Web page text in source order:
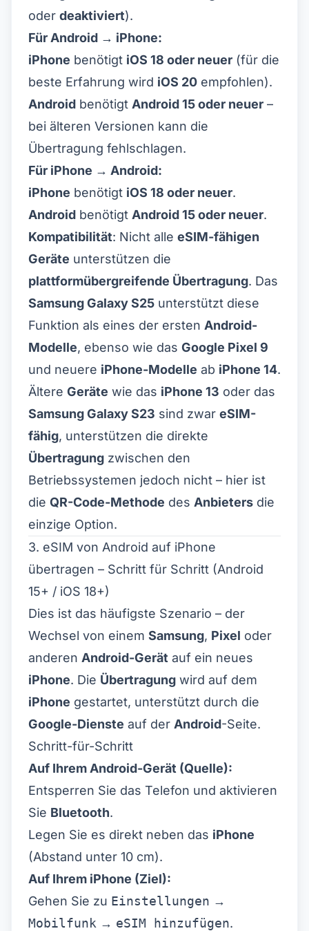
oder deaktiviert).
Für Android → iPhone:
iPhone benötigt iOS 18 oder neuer (für die
beste Erfahrung wird iOS 20 empfohlen).
Android benötigt Android 15 oder neuer –
bei älteren Versionen kann die
Übertragung fehlschlagen.
Für iPhone → Android:
iPhone benötigt iOS 18 oder neuer.
Android benötigt Android 15 oder neuer.
Kompatibilität: Nicht alle eSIM-fähigen
Geräte unterstützen die
plattformübergreifende Übertragung. Das
Samsung Galaxy S25 unterstützt diese
Funktion als eines der ersten Android-
Modelle, ebenso wie das Google Pixel 9
und neuere iPhone-Modelle ab iPhone 14.
Ältere Geräte wie das iPhone 13 oder das
Samsung Galaxy S23 sind zwar eSIM-
fähig, unterstützen die direkte
Übertragung zwischen den
Betriebssystemen jedoch nicht – hier ist
die QR-Code-Methode des Anbieters die
einzige Option.
3. eSIM von Android auf iPhone
übertragen – Schritt für Schritt (Android
15+ / iOS 18+)
Dies ist das häufigste Szenario – der
Wechsel von einem Samsung, Pixel oder
anderen Android-Gerät auf ein neues
iPhone. Die Übertragung wird auf dem
iPhone gestartet, unterstützt durch die
Google-Dienste auf der Android-Seite.
Schritt-für-Schritt
Auf Ihrem Android-Gerät (Quelle):
Entsperren Sie das Telefon und aktivieren
Sie Bluetooth.
Legen Sie es direkt neben das iPhone
(Abstand unter 10 cm).
Auf Ihrem iPhone (Ziel):
Gehen Sie zu Einstellungen →
Mobilfunk → eSIM hinzufügen.